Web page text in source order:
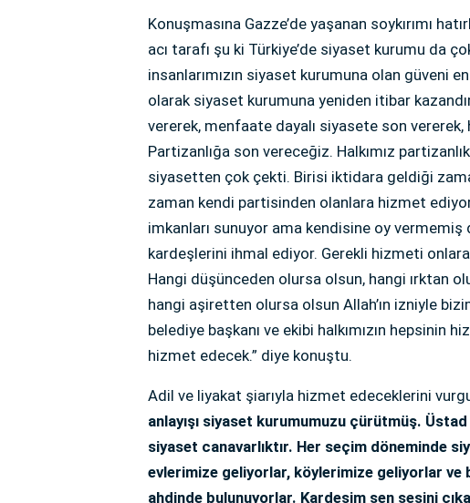
Konuşmasına Gazze’de yaşanan soykırımı
acı tarafı şu ki Türkiye’de siyaset kurumu da
insanlarımızın siyaset kurumuna olan güveni
olarak siyaset kurumuna yeniden itibar
vererek, menfaate dayalı siyasete son
Partizanlığa son vereceğiz. Halkımız
siyasetten çok çekti. Birisi iktidara geldiği
zaman kendi partisinden olanlara hizmet
imkanları sunuyor ama kendisine oy
kardeşlerini ihmal ediyor. Gerekli hizmeti
Hangi düşünceden olursa olsun, hangi ırktan
hangi aşiretten olursa olsun Allah’ın izniyle
belediye başkanı ve ekibi halkımızın hepsinin
hizmet edecek.” diye konuştu.
Adil ve liyakat şiarıyla hizmet edeceklerini
anlayışı siyaset kurumumuzu çürütmüş.
siyaset canavarlıktır. Her seçim döneminde
evlerimize geliyorlar, köylerimize geliyorlar
ahdinde bulunuyorlar. Kardeşim sen sesini